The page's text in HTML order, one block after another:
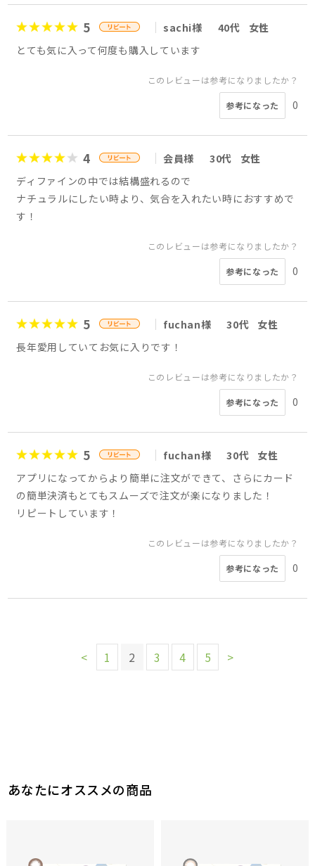
5 sachi様 40代
女性
とても気に入って何度も購入しています
このレビューは参考になりましたか？
参考になった 0
4 会員様 30代
女性
ディファインの中では結構盛れるので
ナチュラルにしたい時より、気合を入れたい時におすすめで
す！
このレビューは参考になりましたか？
参考になった 0
5 fuchan様 30代
女性
長年愛用していてお気に入りです！
このレビューは参考になりましたか？
参考になった 0
5 fuchan様 30代
女性
アプリになってからより簡単に注文ができて、さらにカード
の簡単決済もとてもスムーズで注文が楽になりました！
リピートしています！
このレビューは参考になりましたか？
参考になった 0
< 1 2 3 4 5 >
あなたにオススメの商品